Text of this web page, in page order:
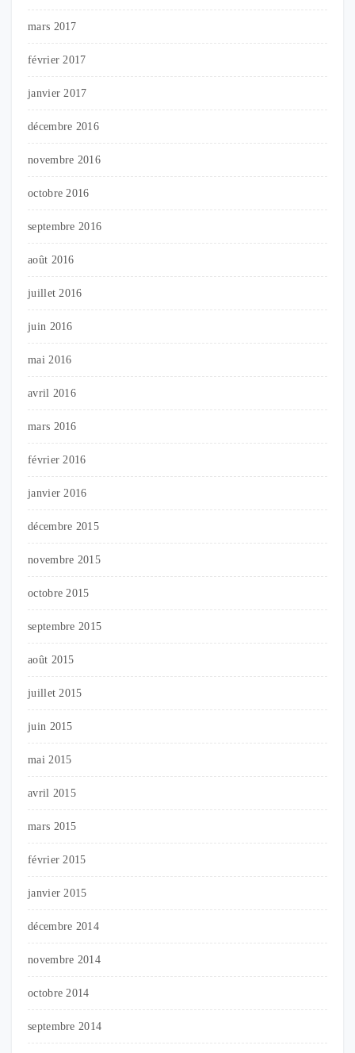
mars 2017
février 2017
janvier 2017
décembre 2016
novembre 2016
octobre 2016
septembre 2016
août 2016
juillet 2016
juin 2016
mai 2016
avril 2016
mars 2016
février 2016
janvier 2016
décembre 2015
novembre 2015
octobre 2015
septembre 2015
août 2015
juillet 2015
juin 2015
mai 2015
avril 2015
mars 2015
février 2015
janvier 2015
décembre 2014
novembre 2014
octobre 2014
septembre 2014